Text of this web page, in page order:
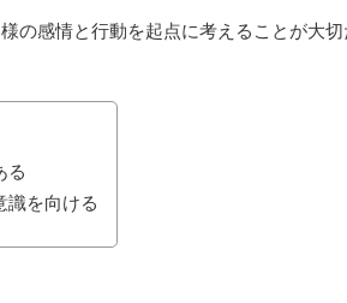
の感情と行動を起点に考えることが大切
る
識を向ける